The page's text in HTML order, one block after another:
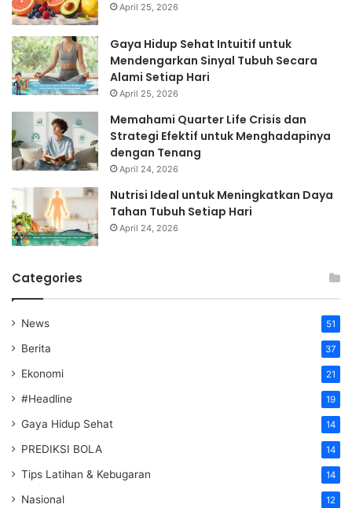
April 25, 2026
Gaya Hidup Sehat Intuitif untuk
Mendengarkan Sinyal Tubuh Secara
Alami Setiap Hari
April 25, 2026
Memahami Quarter Life Crisis dan
Strategi Efektif untuk Menghadapinya
dengan Tenang
April 24, 2026
Nutrisi Ideal untuk Meningkatkan Daya
Tahan Tubuh Setiap Hari
April 24, 2026
Categories
News 51
Berita 37
Ekonomi 21
#Headline 19
Gaya Hidup Sehat 14
PREDIKSI BOLA 14
Tips Latihan & Kebugaran 14
Nasional 12